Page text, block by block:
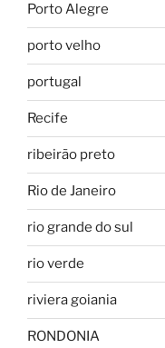
Porto Alegre
porto velho
portugal
Recife
ribeirão preto
Rio de Janeiro
rio grande do sul
rio verde
riviera goiania
RONDONIA